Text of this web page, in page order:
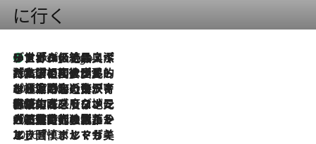
に行く
7 Hours Ago
リスボンの絶品スイーツ「パステル・デ・ナタ」とは？ポルトガル伝統の奥深い世界へ
2026.7.27
「私の祖国はポルトガル語です」国民的詩人フェルナンド・ペソアと、彼が愛した文学の街を歩く
2026.7.26
ポルトガル近海が育む極上の海の幸。キリリと冷えた白ワインと愉しむ、シーフード専門店の贅沢
2026.7.22
伝統の味をモダンに昇華。高感度な地元客が集う、リスボンの最旬ガストロノミー
2026.7.21
大航海時代の栄華から、震災、独裁、そして革命へ。ポルトガル・首都リスボンの石畳に刻まれた「歴史の光と影」
2026.7.13
エッセイ・ヤマザキマリ「慎ましくも美しき国 ポルトガル」